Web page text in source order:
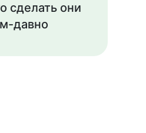
сделать они
давно